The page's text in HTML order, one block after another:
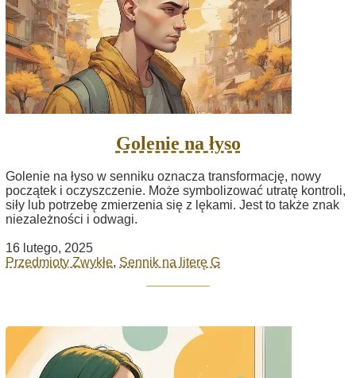
Golenie na łyso
Golenie na łyso w senniku oznacza transformację, nowy
początek i oczyszczenie. Może symbolizować utratę kontroli,
siły lub potrzebę zmierzenia się z lękami. Jest to także znak
niezależności i odwagi.
16 lutego, 2025
Przedmioty Zwykłe, Sennik na literę G